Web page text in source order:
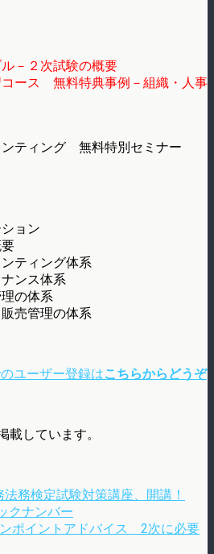
２次試験の概要
ス 無料特典事例－組織・人事
ンティング 無料特別セミナー
ョン
ティング体系
ンス体系
の体系
売管理の体系
ユーザー登録はこちらからどうぞ
載しています。
法務検定試験対策講座、開講！
クナンバー
ポイントアドバイス 2次に必要